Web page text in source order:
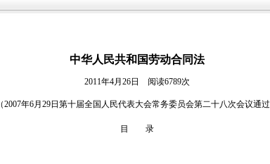
中华人民共和国劳动合同法
2011年4月26日 阅读6789次
（2007年6月29日第十届全国人民代表大会常务委员会第二十八次会议通过
目 录